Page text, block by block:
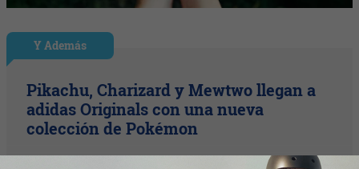
Y Además
Pikachu, Charizard y Mewtwo llegan a
adidas Originals con una nueva
colección de Pokémon